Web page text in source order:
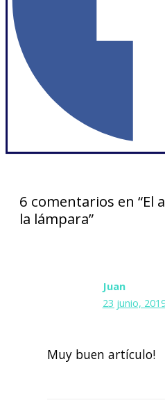
6 comentarios en “El
la lámpara”
Juan
23 junio,
Muy buen artículo!